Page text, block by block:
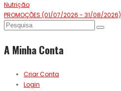
Nutrição
PROMOÇÕES (01/07/2026 - 31/08/2026)
A Minha Conta
Criar Conta
Login